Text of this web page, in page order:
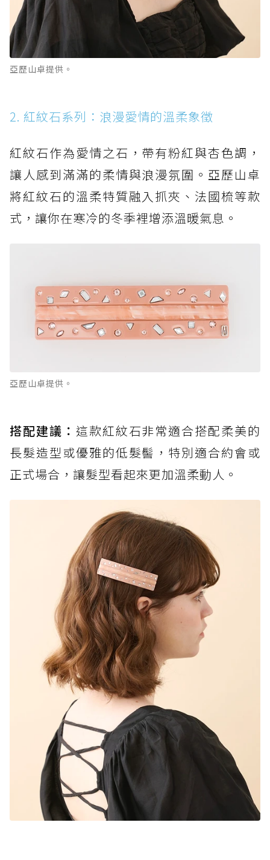
亞歷山卓提供。
2. 紅紋石系列：浪漫愛情的溫柔象徵
紅紋石作為愛情之石，帶有粉紅與杏色調，
讓人感到滿滿的柔情與浪漫氛圍。亞歷山卓
將紅紋石的溫柔特質融入抓夾、法國梳等款
式，讓你在寒冷的冬季裡增添溫暖氣息。
亞歷山卓提供。
搭配建議： 這款紅紋石非常適合搭配柔美的
長髮造型或優雅的低髮髻，特別適合約會或
正式場合，讓髮型看起來更加溫柔動人。